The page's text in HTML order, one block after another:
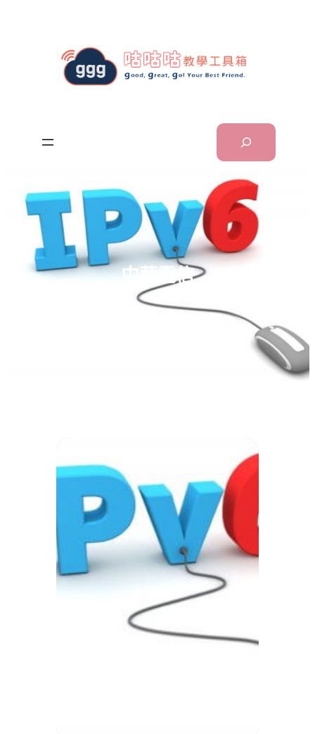
Search
中華電信